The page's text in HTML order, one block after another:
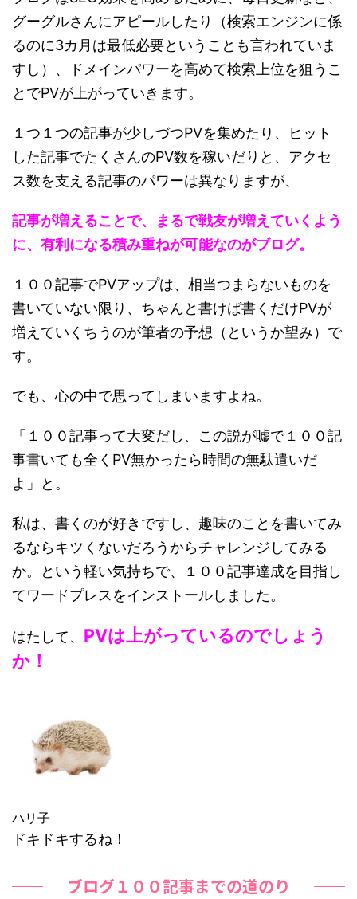
グーグルさんにアピールしたり（検索エンジンに係
るのに3カ月は最低必要ということも言われていま
すし）、
ドメインパワーを高めて検索上位を狙う こ
とでPVが上がっていきます。
１つ１つの記事が少しづつPVを集めたり、ヒット
した記事でたくさんのPV数を稼いだりと、アクセ
ス数を支える記事のパワーは異なりますが、
記事が増えることで、まるで戦友が増えていくよう
に、有利になる積み重ねが可能なのがブログ。
１００記事でPVアップは、相当つまらないものを
書いていない限り、ちゃんと書けば書くだけPVが
増えていくちうのが筆者の予想（というか望み）で
す。
でも、心の中で思ってしまいますよね。
「１００記事って大変だし、この説が嘘で１００記
事書いても全くPV無かったら時間の無駄遣いだ
よ」と。
私は、書くのが好きですし、趣味のことを書いてみ
るならキツくないだろうからチャレンジしてみる
か。という軽い気持ちで、１００記事達成を目指し
てワードプレスをインストールしました。
はたして、 PVは上がっているのでしょう
か ！
ハリ子
ドキドキするね！
ブログ１００記事までの道のり